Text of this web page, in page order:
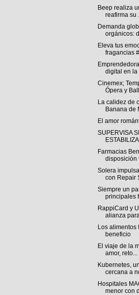
Beep realiza
reafirma su
Demanda
orgánicos:
Eleva tus
fragancias
digital en la
Cinemex;
Ópera y
La calidez de
Banana de
El amor
SUPERVISA
Farmacias
disposición
Solera
con Repair
Siempre un
principales
RappiCard y
alianza
Los alimentos
beneficio
El viaje de la
amor, reto...
Kubernetes,
cercana a
Hospitales
menor con